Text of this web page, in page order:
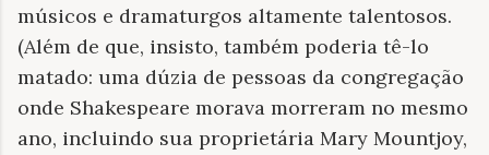
músicos e dramaturgos altamente talentosos.
(Além de que, insisto, também poderia tê-lo
matado: uma dúzia de pessoas da congregação
onde Shakespeare morava morreram no mesmo
ano, incluindo sua proprietária Mary Mountjoy,